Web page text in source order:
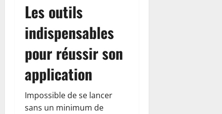
Les outils
indispensables
pour réussir son
application
Impossible de se lancer
sans un minimum de